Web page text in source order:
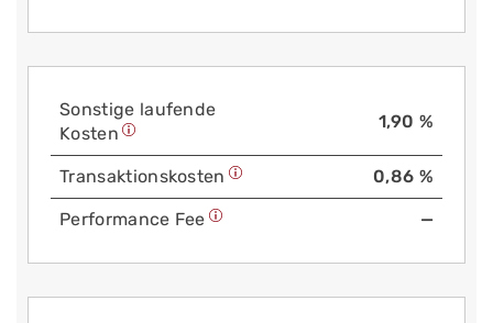
Sonstige laufende
Kosten
1,90 %
Trans­aktions­kosten 0,86 %
Performance Fee —